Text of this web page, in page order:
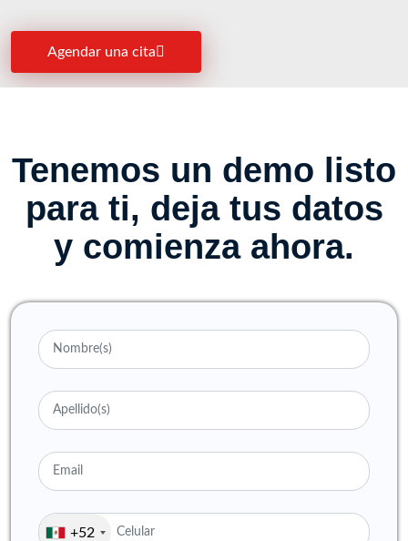
Agendar una cita
Tenemos un demo listo
para ti, deja tus datos
y comienza ahora.
+52